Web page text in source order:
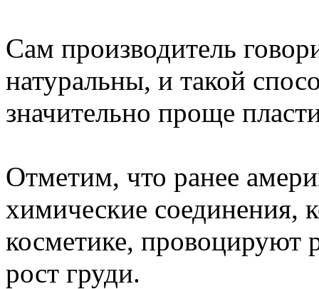
Сам производитель
натуральны, и такой
значительно проще
Отметим, что ранее
химические соединения,
косметике, провоцируют
рост груди.